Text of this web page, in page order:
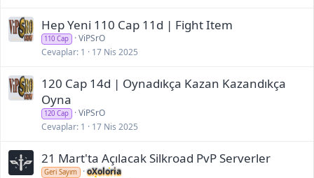
Hep Yeni 110 Cap 11d | Fight Item
110 Cap
ViPSrO
Cevaplar 1 17 Nis 2025
120 Cap 14d | Oynadıkça Kazan Kazandıkça
Oyna
120 Cap
ViPSrO
Cevaplar 1 17 Nis 2025
21 Mart'ta Açılacak Silkroad PvP Serverler
Geri Sayım
oXoloria